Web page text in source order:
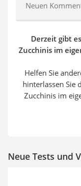
Neuen
Derzeit gibt
Zucchinis im
Helfen Sie
hinterlassen Sie
Zucchinis im
Neue Tests und